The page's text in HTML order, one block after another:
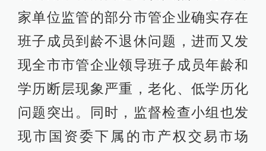
家单位监管的部分市管企业确实存在
班子成员到龄不退休问题，进而又发
现全市市管企业领导班子成员年龄和
学历断层现象严重，老化、低学历化
问题突出。同时，监督检查小组也发
现市国资委下属的市产权交易市场